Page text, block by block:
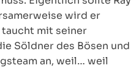
wird er
mit seiner
Söldner des Bösen und
an, weil… weil